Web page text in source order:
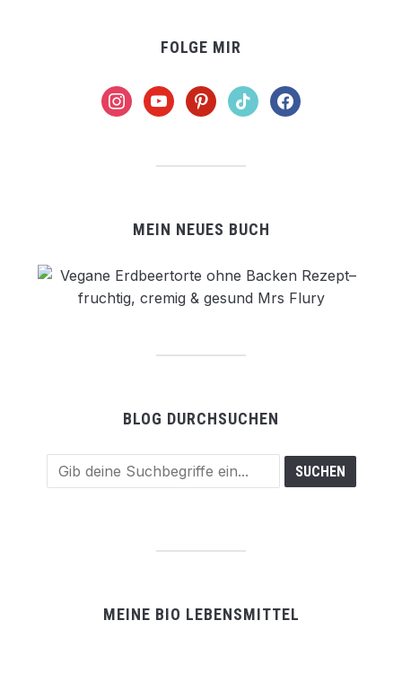
FOLGE MIR
instagramyoutubepinteresttiktok facebook
MEIN NEUES BUCH
BLOG DURCHSUCHEN
MEINE BIO LEBENSMITTEL